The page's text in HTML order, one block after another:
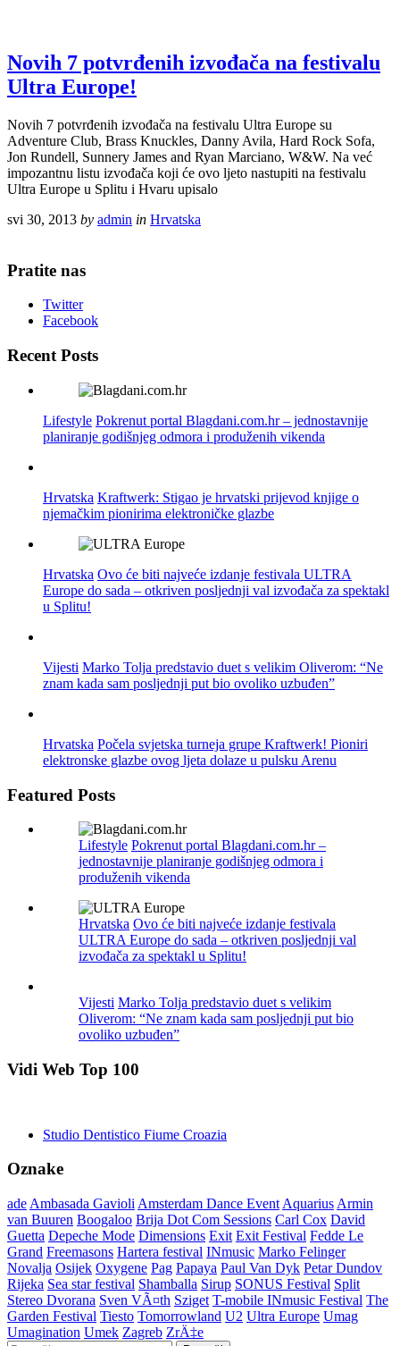
Novih 7 potvrđenih izvođača na festivalu
Ultra Europe!
Novih 7 potvrđenih izvođača na festivalu Ultra Europe su
Adventure Club, Brass Knuckles, Danny Avila, Hard Rock Sofa,
Jon Rundell, Sunnery James and Ryan Marciano, W&W. Na već
impozantnu listu izvođača koji će ovo ljeto nastupiti na festivalu
Ultra Europe u Splitu i Hvaru upisalo
svi 30, 2013 by admin in Hrvatska
Pratite nas
Twitter
Facebook
Recent Posts
Lifestyle Pokrenut portal Blagdani.com.hr – jednostavnije
planiranje godišnjeg odmora i produženih vikenda
Hrvatska Kraftwerk: Stigao je hrvatski prijevod knjige o
njemačkim pionirima elektroničke glazbe
Hrvatska Ovo će biti najveće izdanje festivala ULTRA
Europe do sada – otkriven posljednji val izvođača za spektakl
u Splitu!
Vijesti Marko Tolja predstavio duet s velikim Oliverom: “Ne
znam kada sam posljednji put bio ovoliko uzbuđen”
Hrvatska Počela svjetska turneja grupe Kraftwerk! Pioniri
elektronske glazbe ovog ljeta dolaze u pulsku Arenu
Featured Posts
Lifestyle Pokrenut portal Blagdani.com.hr –
jednostavnije planiranje godišnjeg odmora i
produženih vikenda
Hrvatska Ovo će biti najveće izdanje festivala
ULTRA Europe do sada – otkriven posljednji val
izvođača za spektakl u Splitu!
Vijesti Marko Tolja predstavio duet s velikim
Oliverom: “Ne znam kada sam posljednji put bio
ovoliko uzbuđen”
Vidi Web Top 100
Studio Dentistico Fiume Croazia
Oznake
ade Ambasada Gavioli Amsterdam Dance Event Aquarius Armin
van Buuren Boogaloo Brija Dot Com Sessions Carl Cox David
Guetta Depeche Mode Dimensions Exit Exit Festival Fedde Le
Grand Freemasons Hartera festival INmusic Marko Felinger
Novalja Osijek Oxygene Pag Papaya Paul Van Dyk Petar Dundov
Rijeka Sea star festival Shamballa Sirup SONUS Festival Split
Stereo Dvorana Sven VÃ¤th Sziget T-mobile INmusic Festival The
Garden Festival Tiesto Tomorrowland U2 Ultra Europe Umag
Umagination Umek Zagreb ZrÄ‡e